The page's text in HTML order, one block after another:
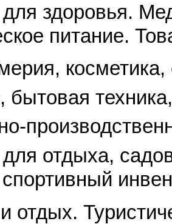
здоровья.
питание.
косметика,
бытовая
отдыха,
отдых.